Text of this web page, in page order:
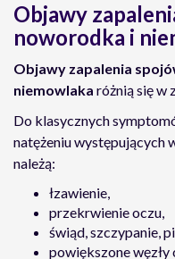
Objawy
noworodka i
Objawy zapalenia
niemowlaka różnią się w
Do klasycznych
natężeniu występujących
należą:
łzawienie,
przekrwienie oczu,
świąd, szczypanie,
powiększone węzły